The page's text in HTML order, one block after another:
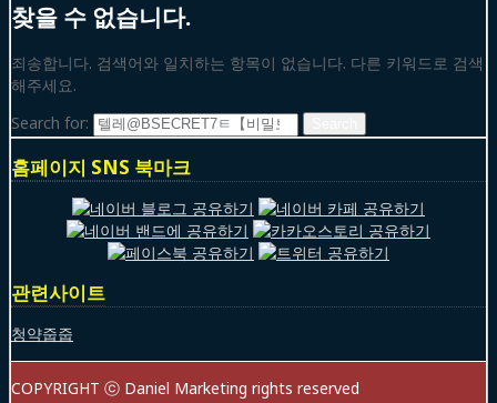
찾을 수 없습니다.
죄송합니다. 검색어와 일치하는 항목이 없습니다. 다른 키워드로 검색
해주세요.
Search for:
홈페이지 SNS 북마크
관련사이트
청약줍줍
COPYRIGHT ⓒ Daniel Marketing rights reserved